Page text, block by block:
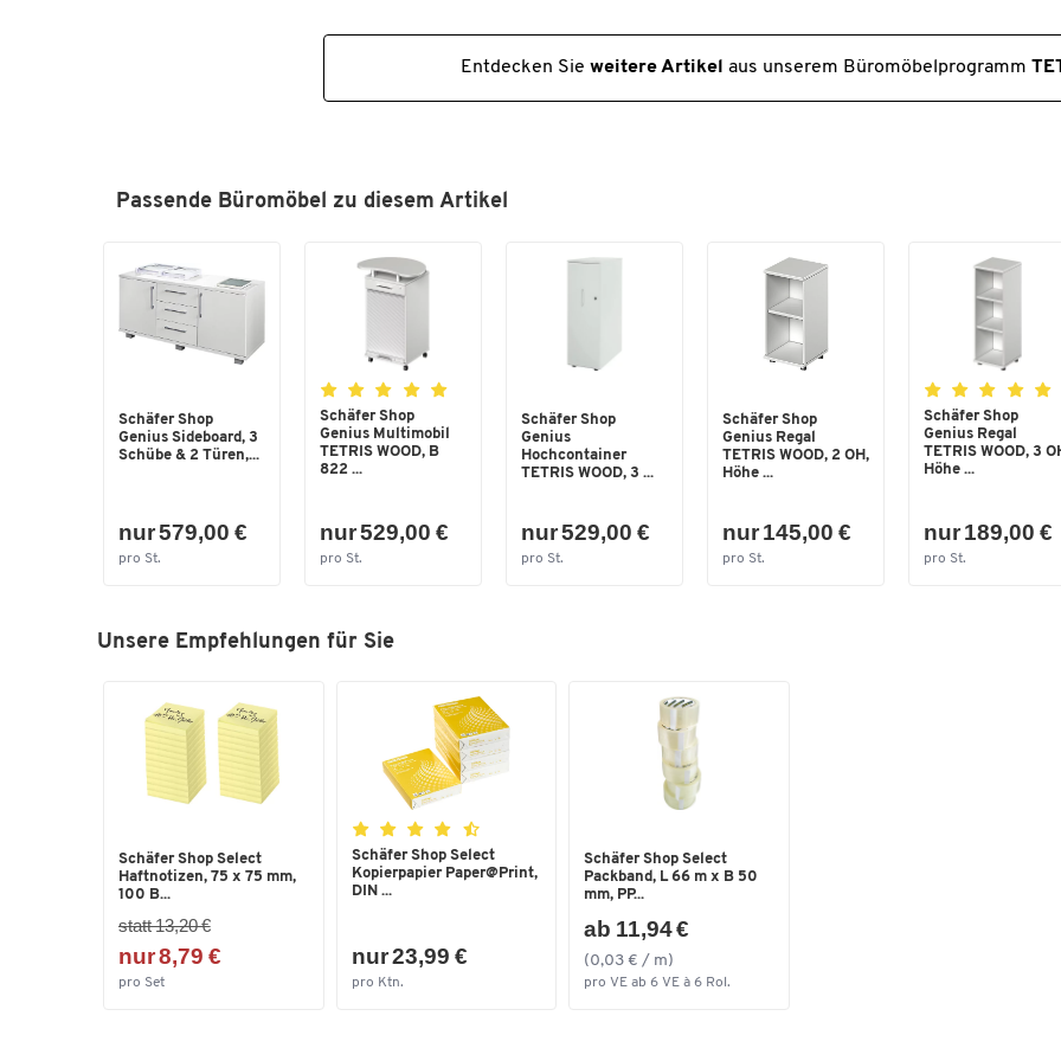
Entdecken Sie weitere Artikel aus unserem Büromöbelprogramm
Passende Büromöbel zu diesem Artikel
Schäfer Shop
Genius Sideboard, 3
Schübe & 2 Türen,...
nur 579,00 €
pro St.
Schäfer Shop
Genius Multimobil
TETRIS WOOD, B
822 ...
nur 529,00 €
pro St.
Schäfer Shop
Genius
Hochcontainer
TETRIS WOOD, 3 ...
nur 529,00 €
pro St.
Schäfer Shop
Genius Regal
TETRIS WOOD, 2 OH,
Höhe ...
nur 145,00 €
pro St.
Schäfer Shop
Genius Regal
TETRIS WOOD, 3
Höhe ...
nur 189,00 €
pro St.
Unsere Empfehlungen für Sie
Schäfer Shop Select
Haftnotizen, 75 x 75 mm,
100 B...
statt 13,20 €
nur 8,79 €
pro Set
Schäfer Shop Select
Kopierpapier Paper@Print,
DIN ...
nur 23,99 €
pro Ktn.
Schäfer Shop Select
Packband, L 66 m x B 50
mm, PP...
ab 11,94 €
(0,03 € / m)
pro VE ab 6 VE à 6 Rol.